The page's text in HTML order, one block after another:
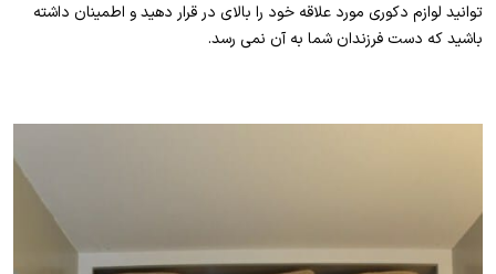
توانید لوازم دکوری مورد علاقه خود را بالای در قرار دهید و اطمینان داشته
باشید که دست فرزندان شما به آن نمی رسد.